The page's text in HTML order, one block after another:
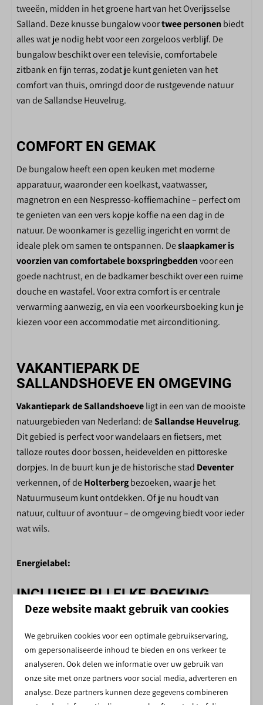
Complete keukeninventaris
Koelkast met vriesvak
Nespresso koffiemachine
Vaatwasser
SLAAPKAMER
Kledingkast
BADKAMER
Wastafel
Douche
Badkamer met douche en wastafel
BUITEN
Parasol
Patio
Eigen parkeerplaats
PARKFACILITEITEN DE
SALLANDSHOEVE
Winkel
Binnenzwembad
Midgetgolf
Tafeltennistafel
Buitenspeeltuin
Binnenspeeltuin
Interactieve voetbalmuur
Spellenplein
Fietsverhuur
Speelvijver
Receptie
Restaurant
tweeën, midden in het groene hart van het Overijsselse
Salland. Deze knusse bungalow voortwee personen biedt
alles wat je nodig hebt voor een zorgeloos verblijf. De
bungalow beschikt over een televisie, comfortabele
zitbank en fijn terras, zodat je kunt genieten van het
comfort van thuis, omringd door de rustgevende natuur
van de Sallandse Heuvelrug.
COMFORT EN GEMAK
De bungalow heeft een open keuken met moderne
apparatuur, waaronder een koelkast, vaatwasser,
magnetron en een Nespresso-koffiemachine – perfect om
te genieten van een vers kopje koffie na een dag in de
natuur. De woonkamer is gezellig ingericht en vormt de
ideale plek om samen te ontspannen. Deslaapkamer is
voorzien van comfortabele boxspringbeddenvoor een
goede nachtrust, en de badkamer beschikt over een ruime
douche en wastafel. Voor extra comfort is er centrale
verwarming aanwezig, en via een voorkeursboeking kun je
kiezen voor een accommodatie met airconditioning.
VAKANTIEPARK DE
SALLANDSHOEVE EN OMGEVING
Vakantiepark de Sallandshoeveligt in een van de mooiste
natuurgebieden van Nederland: deSallandse Heuvelrug.
Dit gebied is perfect voor wandelaars en fietsers, met
talloze routes door bossen, heidevelden en pittoreske
dorpjes. In de buurt kun je de historische stad Deventer
verkennen, of deHolterbergbezoeken, waar je het
Natuurmuseum kunt ontdekken. Of je nu houdt van
natuur, cultuur of avontuur – de omgeving biedt voor ieder
wat wils.
Energielabel:
INCLUSIEF BIJ ELKE BOEKING
GRATIS WIFI BIJ JOUW ACCOMMODATIE
Deze website maakt gebruik van cookies
We gebruiken cookies voor een optimale gebruikservaring,
om gepersonaliseerde inhoud te bieden en ons verkeer te
analyseren. Ook delen we informatie over uw gebruik van
onze site met onze partners voor social media, adverteren en
analyse. Deze partners kunnen deze gegevens combineren